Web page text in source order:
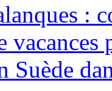
:
vacances
Suède